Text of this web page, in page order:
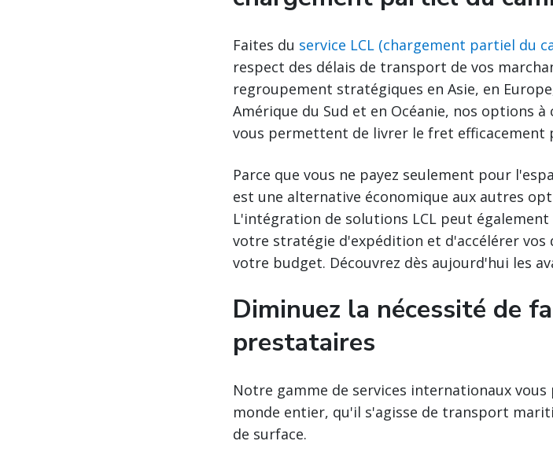
Faites du service LCL (chargement partiel du
respect des délais de transport de vos
regroupement stratégiques en Asie, en
Amérique du Sud et en Océanie, nos options
vous permettent de livrer le fret efficacement
Parce que vous ne payez seulement pour
est une alternative économique aux autres
L'intégration de solutions LCL peut
votre stratégie d'expédition et d'accélérer vos
votre budget. Découvrez dès aujourd'hui les
Diminuez la nécessité de
prestataires
Notre gamme de services internationaux
monde entier, qu'il s'agisse de transport
de surface.